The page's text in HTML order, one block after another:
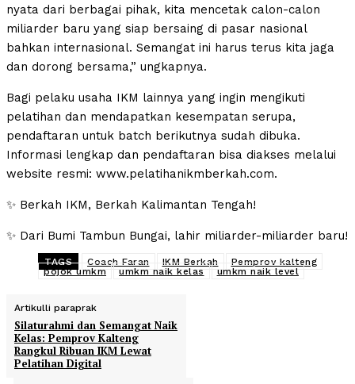
nyata dari berbagai pihak, kita mencetak calon-calon
miliarder baru yang siap bersaing di pasar nasional
bahkan internasional. Semangat ini harus terus kita jaga
dan dorong bersama,” ungkapnya.
Bagi pelaku usaha IKM lainnya yang ingin mengikuti
pelatihan dan mendapatkan kesempatan serupa,
pendaftaran untuk batch berikutnya sudah dibuka.
Informasi lengkap dan pendaftaran bisa diakses melalui
website resmi: www.pelatihanikmberkah.com.
✨ Berkah IKM, Berkah Kalimantan Tengah!
✨ Dari Bumi Tambun Bungai, lahir miliarder-miliarder baru!
TAGS Coach Faran IKM Berkah
Pemprov kalteng
pojok umkm
umkm naik kelas umkm naik level
Artikulli paraprak
Silaturahmi dan Semangat Naik
Kelas: Pemprov Kalteng
Rangkul Ribuan IKM Lewat
Pelatihan Digital